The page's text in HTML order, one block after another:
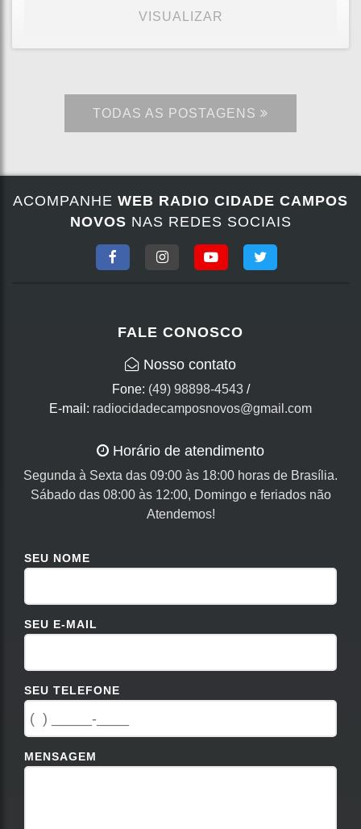
VISUALIZAR
TODAS AS POSTAGENS
ACOMPANHE WEB RADIO CIDADE CAMPOS
NOVOS NAS REDES SOCIAIS
FALE CONOSCO
Nosso contato
Fone: (49) 98898-4543/
E-mail: radiocidadecamposnovos@gmail.com
Horário de atendimento
Segunda à Sexta das 09:00 às 18:00 horas de Brasília.
Sábado das 08:00 às 12:00, Domingo e feriados não
Atendemos!
SEU NOME
SEU E-MAIL
SEU TELEFONE
MENSAGEM